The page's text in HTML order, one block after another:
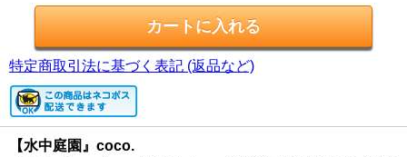
特定商取引法に基づく表記 (返品など)
【水中庭園』coco.